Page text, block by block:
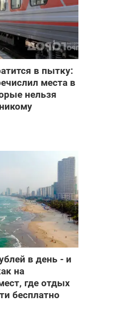
в пытку:
места в
нельзя
в день - и
на
где отдых
бесплатно